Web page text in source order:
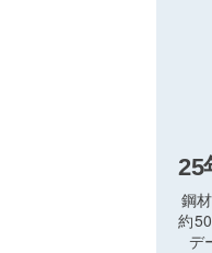
25
鋼
約
デ